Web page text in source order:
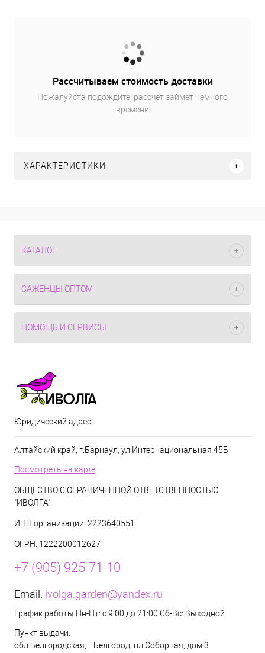
Рассчитываем стоимость доставки
Пожалуйста подождите, рассчет займет немного
времени
ХАРАКТЕРИСТИКИ
КАТАЛОГ
САЖЕНЦЫ ОПТОМ
ПОМОЩЬ И СЕРВИСЫ
Юридический адрес:
Алтайский край, г.Барнаул, ул Интернациональная 45Б
Посмотреть на карте
ОБЩЕСТВО С ОГРАНИЧЕННОЙ ОТВЕТСТВЕННОСТЬЮ
"ИВОЛГА"
ИНН организации: 2223640551
ОГРН: 1222200012627
+7 (905) 925-71-10
Email: ivolga.garden@yandex.ru
График работы Пн-Пт: с 9:00 до 21:00 Сб-Вс: Выходной
Пункт выдачи:
обл Белгородская, г Белгород, пл Соборная, дом 3